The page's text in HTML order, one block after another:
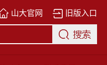
山大官网 旧版入口